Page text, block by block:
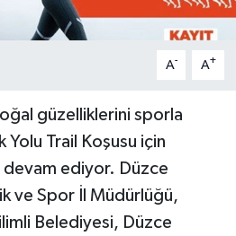
A- A+
güzelliklerini sporla
Yolu Trail Koşusu için
devam ediyor. Düzce
ve Spor İl Müdürlüğü,
Belediyesi, Düzce